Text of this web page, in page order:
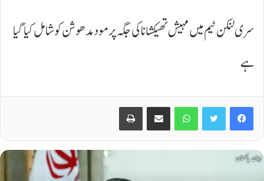
سری لنکن ٹیم میں مہیش تھیکشانا کی جگہ پرمود مدھوشن کو شامل کیا گیا
ہے
Facebook
Twitter
WhatsApp
Share via Email
Print